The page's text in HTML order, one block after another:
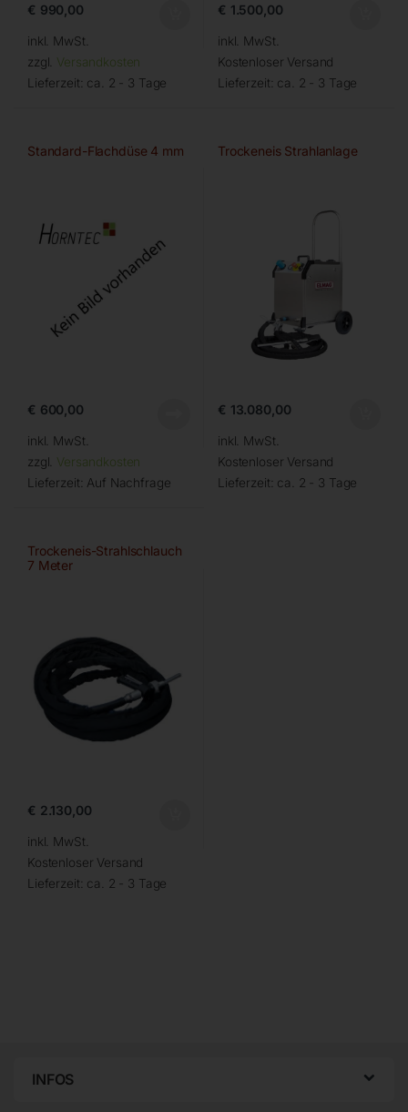
€ 990,00
inkl. MwSt.
zzgl. Versandkosten
Lieferzeit: ca. 2 - 3 Tage
€ 1.500,00
inkl. MwSt.
Kostenloser Versand
Lieferzeit: ca. 2 - 3 Tage
Standard-Flachdüse 4 mm
€ 600,00
inkl. MwSt.
zzgl. Versandkosten
Lieferzeit: Auf Nachfrage
Trockeneis Strahlanlage
€ 13.080,00
inkl. MwSt.
Kostenloser Versand
Lieferzeit: ca. 2 - 3 Tage
Trockeneis-Strahlschlauch
7 Meter
€ 2.130,00
inkl. MwSt.
Kostenloser Versand
Lieferzeit: ca. 2 - 3 Tage
INFOS